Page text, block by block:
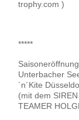
trophy.com )
*****
Saisoneröffnung
Unterbacher
´n´Kite
(mit dem SIREN
TEAMER